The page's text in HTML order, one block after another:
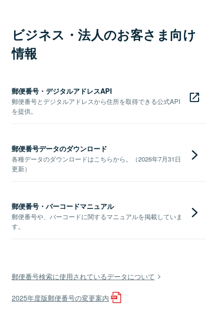
ビジネス・法人のお客さま向け
情報
郵便番号・デジタルアドレスAPI
郵便番号とデジタルアドレスから住所を取得できる公式API
を提供。
郵便番号データのダウンロード
各種データのダウンロードはこちらから。（2026年7月31日
更新）
郵便番号・バーコードマニュアル
郵便番号や、バーコードに関するマニュアルを掲載していま
す。
郵便番号検索に使用されているデータについて
2025年度版郵便番号の変更案内